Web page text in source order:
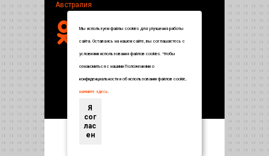
Австралия
Энциклопедия по странам и городам
Мы используем файлы cookies для улучшения работы
сайта. Оставаясь на нашем сайте, вы соглашаетесь с
условиями использования файлов cookies. Чтобы
ознакомиться с нашими Положениями о
конфиденциальности и об использовании файлов cookie,
нажмите здесь.
Я
сог
лас
ен